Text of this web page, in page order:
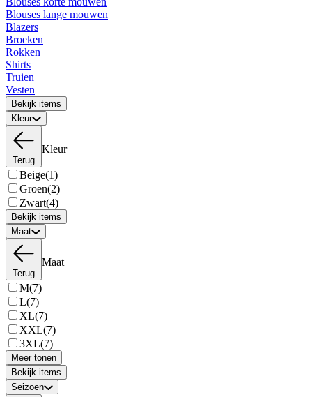
Blouses lange mouwen
Blazers
Broeken
Rokken
Shirts
Truien
Vesten
Bekijk items
Kleur
Terug
Kleur
Beige(1)
Groen(2)
Zwart(4)
Bekijk items
Maat
Terug
Maat
M(7)
L(7)
XL(7)
XXL(7)
3XL(7)
Meer tonen
Bekijk items
Seizoen